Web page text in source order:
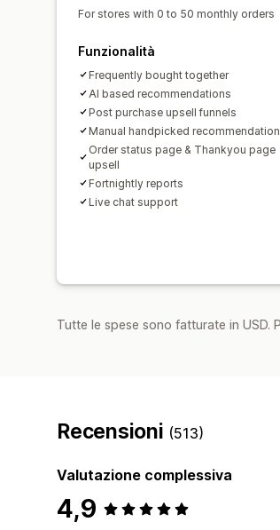
For stores with 0 to 50 monthly orders
Funzionalità
Frequently bought together
AI based recommendations
Post purchase upsell funnels
Manual handpicked
Order status page & Thankyou page
upsell
Fortnightly reports
Live chat support
Tutte le spese sono fatturate in USD.
Recensioni (513)
Valutazione complessiva
4,9